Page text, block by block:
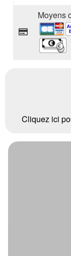
Moyens
Cliquez ici